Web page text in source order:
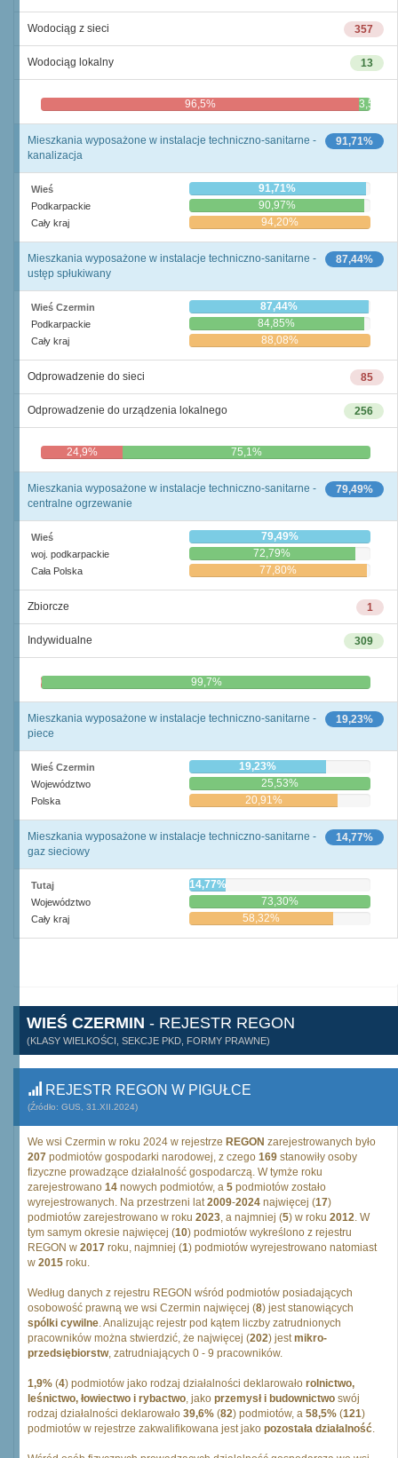
357
Wodociąg z sieci
13
Wodociąg lokalny
96,5% 3,5%
91,71%
Mieszkania wyposażone w instalacje techniczno-sanitarne -
kanalizacja
Wieś 91,71%
Podkarpackie 90,97%
Cały kraj 94,20%
87,44%
Mieszkania wyposażone w instalacje techniczno-sanitarne -
ustęp spłukiwany
Wieś Czermin 87,44%
Podkarpackie 84,85%
Cały kraj 88,08%
85
Odprowadzenie do sieci
256
Odprowadzenie do urządzenia lokalnego
24,9% 75,1%
79,49%
Mieszkania wyposażone w instalacje techniczno-sanitarne -
centralne ogrzewanie
Wieś 79,49%
woj. podkarpackie 72,79%
Cała Polska 77,80%
1
Zbiorcze
309
Indywidualne
0,3% 99,7%
19,23%
Mieszkania wyposażone w instalacje techniczno-sanitarne -
piece
Wieś Czermin 19,23%
Województwo 25,53%
Polska 20,91%
14,77%
Mieszkania wyposażone w instalacje techniczno-sanitarne -
gaz sieciowy
Tutaj 14,77%
Województwo 73,30%
Cały kraj 58,32%
WIEŚ CZERMIN - REJESTR REGON
(KLASY WIELKOŚCI, SEKCJE PKD, FORMY PRAWNE)
REJESTR REGON W PIGUŁCE
(Źródło: GUS, 31.XII.2024)
We wsi Czermin w roku 2024 w rejestrze REGON zarejestrowanych było
207 podmiotów gospodarki narodowej, z czego 169 stanowiły osoby
fizyczne prowadzące działalność gospodarczą. W tymże roku
zarejestrowano 14 nowych podmiotów, a 5 podmiotów zostało
wyrejestrowanych. Na przestrzeni lat2009-2024 najwięcej (17)
podmiotów zarejestrowano w roku 2023, a najmniej (5) w roku 2012. W
tym samym okresie najwięcej (10) podmiotów wykreślono z rejestru
REGON w 2017 roku, najmniej (1) podmiotów wyrejestrowano natomiast
w 2015 roku.
Według danych z rejestru REGON wśród podmiotów posiadających
osobowość prawną we wsi Czermin najwięcej (8) jest stanowiących
spólki cywilne. Analizując rejestr pod kątem liczby zatrudnionych
pracowników można stwierdzić, że najwięcej (202) jestmikro-
przedsiębiorstw, zatrudniających 0 - 9 pracowników.
1,9% (4) podmiotów jako rodzaj działalności deklarowało rolnictwo,
leśnictwo, łowiectwo i rybactwo, jako przemysł i budownictwo swój
rodzaj działalności deklarowało 39,6% (82) podmiotów, a 58,5% (121)
podmiotów w rejestrze zakwalifikowana jest jako pozostała działalność.